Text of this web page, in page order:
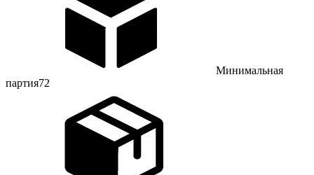
Минимальная
партия72